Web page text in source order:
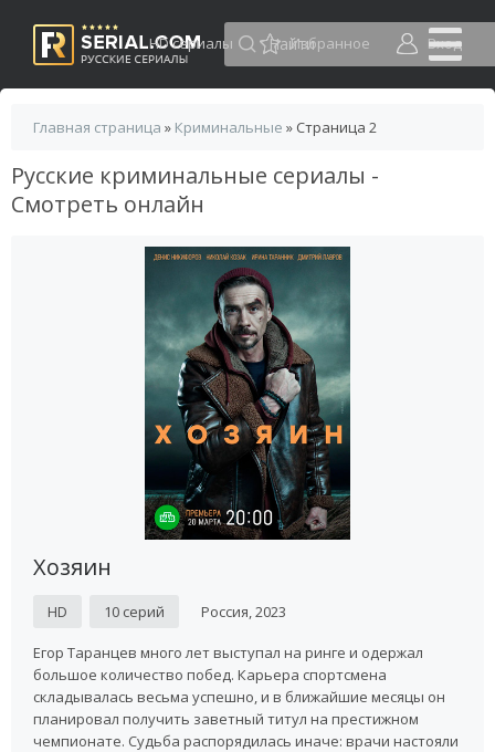
HD сериалы Избранное Вход
Главная страница » Криминальные » Страница 2
Русские криминальные сериалы -
Смотреть онлайн
Хозяин
HD 10 серий Россия, 2023
Егор Таранцев много лет выступал на ринге и одержал
большое количество побед. Карьера спортсмена
складывалась весьма успешно, и в ближайшие месяцы он
планировал получить заветный титул на престижном
чемпионате. Судьба распорядилась иначе: врачи настояли